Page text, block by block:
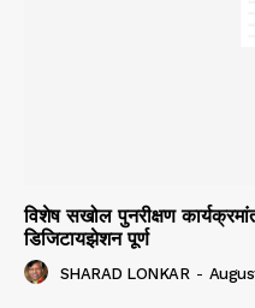
विशेष सखोल पुनरीक्षण
डिजिटायझेशन पूर्ण
SHARAD LONKAR -